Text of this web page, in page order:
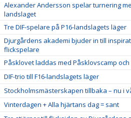
Alexander Andersson spelar turnering
landslaget
Tre DIF-spelare på P16-landslagets läger
Djurgårdens akademi bjuder in till
flickspelare
Påsklovet laddas med Påsklovscamp och
DIF-trio till F16-landslagets läger
Stockholmsmästerskapen tillbaka – nu i
Vinterdagen + Alla hjärtans dag = sant